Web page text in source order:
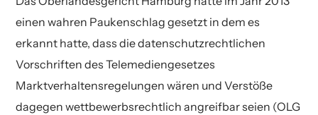
einen wahren Paukenschlag gesetzt in dem es
erkannt hatte, dass die datenschutzrechtlichen
Vorschriften des Telemediengesetzes
Marktverhaltensregelungen wären und Verstöße
dagegen wettbewerbsrechtlich angreifbar seien (OLG